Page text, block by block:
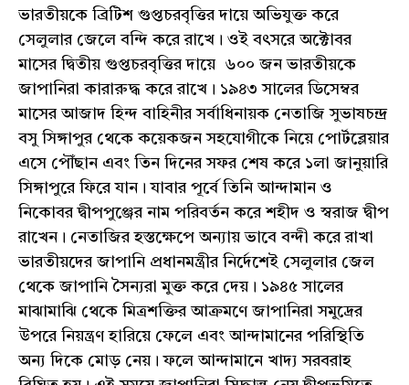
ভারতীয়কে ব্রিটিশ গুপ্তচরবৃত্তির দায়ে অভিযুক্ত করে
সেলুলার জেলে বন্দি করে রাখে। ওই বৎসরে অক্টোবর
মাসের দ্বিতীয় গুপ্তচরবৃত্তির দায়ে ৬০০ জন ভারতীয়কে
জাপানিরা কারারুদ্ধ করে রাখে। ১৯৪৩ সালের ডিসেম্বর
মাসের আজাদ হিন্দ বাহিনীর সর্বাধিনায়ক নেতাজি সুভাষচন্দ্র
বসু সিঙ্গাপুর থেকে কয়েকজন সহযোগীকে নিয়ে পোর্টব্লেয়ার
এসে পৌঁছান এবং তিন দিনের সফর শেষ করে ১লা জানুয়ারি
সিঙ্গাপুরে ফিরে যান। যাবার পূর্বে তিনি আন্দামান ও
নিকোবর দ্বীপপুঞ্জের নাম পরিবর্তন করে শহীদ ও স্বরাজ দ্বীপ
রাখেন। নেতাজির হস্তক্ষেপে অন্যায় ভাবে বন্দী করে রাখা
ভারতীয়দের জাপানি প্রধানমন্ত্রীর নির্দেশেই সেলুলার জেল
থেকে জাপানি সৈন্যরা মুক্ত করে দেয়। ১৯৪৫ সালের
মাঝামাঝি থেকে মিত্রশক্তির আক্রমণে জাপানিরা সমুদ্রের
উপরে নিয়ন্ত্রণ হারিয়ে ফেলে এবং আন্দামানের পরিস্থিতি
অন্য দিকে মোড় নেয়। ফলে আন্দামানে খাদ্য সরবরাহ